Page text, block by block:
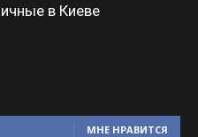
в Киеве
МНЕ НРАВИТСЯ